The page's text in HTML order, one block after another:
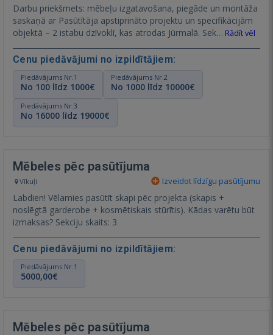
Darbu priekšmets: mēbeļu izgatavošana, piegāde un montāža
saskaņā ar Pasūtītāja apstiprināto projektu un specifikācijām
objektā – 2 istabu dzīvoklī, kas atrodas Jūrmalā. Sek… Rādīt vēl
Cenu piedāvājumi no izpildītājiem:
Piedāvājums Nr.1
No 100 līdz 1000€
Piedāvājums Nr.2
No 1000 līdz 10000€
Piedāvājums Nr.3
No 16000 līdz 19000€
Mēbeles pēc pasūtījuma
Vīkuļi Izveidot līdzīgu pasūtījumu
Labdien! Vēlamies pasūtīt skapi pēc projekta (skapis +
noslēgtā garderobe + kosmētiskais stūrītis). Kādas varētu būt
izmaksas? Sekciju skaits: 3
Cenu piedāvājumi no izpildītājiem:
Piedāvājums Nr.1
5000,00€
Mēbeles pēc pasūtījuma